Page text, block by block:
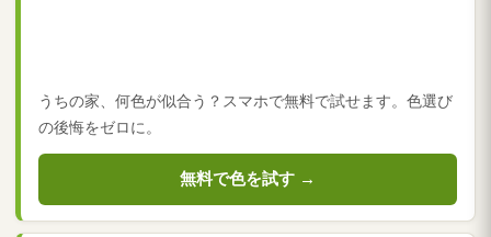
うちの家、何色が似合う？スマホで無料で試せます。色選び
の後悔をゼロに。
無料で色を試す →